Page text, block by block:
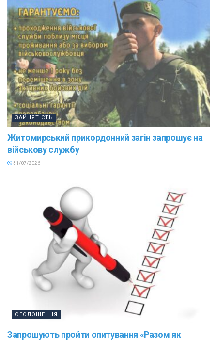
ЗАЙНЯТІСТЬ
Житомирський прикордонний загін запрошує на
військову службу
31/07/2026
ОГОЛОШЕННЯ
Запрошують пройти опитування «Разом як